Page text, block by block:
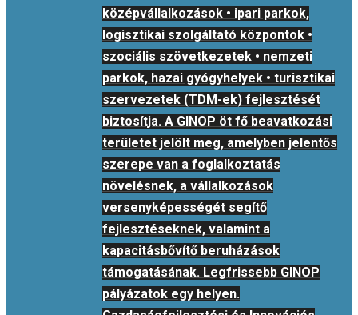
középvállalkozások • ipari parkok,
logisztikai szolgáltató központok •
szociális szövetkezetek • nemzeti
parkok, hazai gyógyhelyek • turisztikai
szervezetek (TDM-ek) fejlesztését
biztosítja. A GINOP öt fő beavatkozási
területet jelölt meg, amelyben jelentős
szerepe van a foglalkoztatás
növelésnek, a vállalkozások
versenyképességét segítő
fejlesztéseknek, valamint a
kapacitásbővítő beruházások
támogatásának. Legfrissebb GINOP
pályázatok egy helyen.